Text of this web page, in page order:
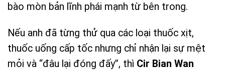
bào mòn bản lĩnh phái mạnh từ bên trong.
Nếu anh đã từng thử qua các loại thuốc xịt,
thuốc uống cấp tốc nhưng chỉ nhận lại sự mệt
mỏi và “đâu lại đóng đấy”, thì Cir Bian Wan